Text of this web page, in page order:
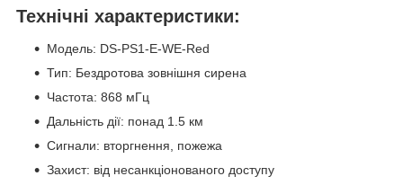
Технічні характеристики:
Модель: DS-PS1-E-WE-Red
Тип: Бездротова зовнішня сирена
Частота: 868 мГц
Дальність дії: понад 1.5 км
Сигнали: вторгнення, пожежа
Захист: від несанкціонованого доступу